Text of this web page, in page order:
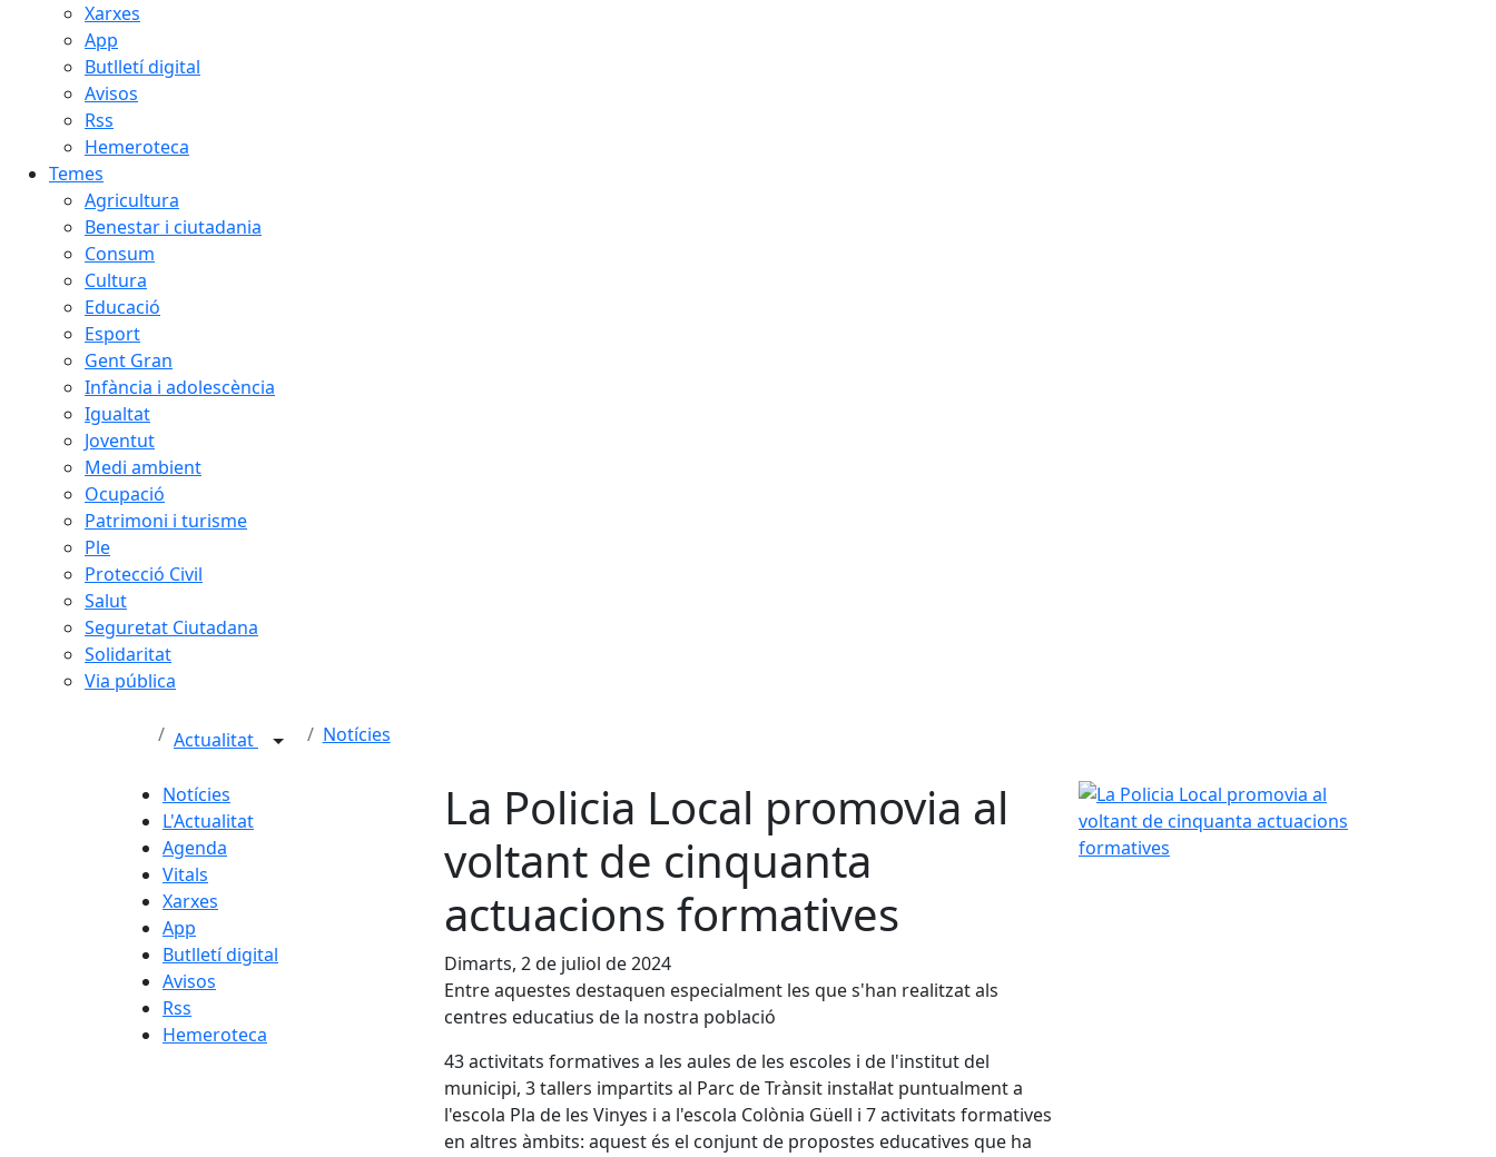
Xarxes
App
Butlletí digital
Avisos
Rss
Hemeroteca
Temes
Agricultura
Benestar i ciutadania
Consum
Cultura
Educació
Esport
Gent Gran
Infància i adolescència
Igualtat
Joventut
Medi ambient
Ocupació
Patrimoni i turisme
Ple
Protecció Civil
Salut
Seguretat Ciutadana
Solidaritat
Via pública
Actualitat Notícies
Notícies
L'Actualitat
Agenda
Vitals
Xarxes
App
Butlletí digital
Avisos
Rss
Hemeroteca
La Policia Local promovia al
voltant de cinquanta
actuacions formatives
Dimarts, 2 de juliol de 2024
Entre aquestes destaquen especialment les que s'han realitzat als
centres educatius de la nostra població
43 activitats formatives a les aules de les escoles i de l'institut del
municipi, 3 tallers impartits al Parc de Trànsit instal·lat puntualment a
l'escola Pla de les Vinyes i a l'escola Colònia Güell i 7 activitats formatives
en altres àmbits: aquest és el conjunt de propostes educatives que ha
La Policia Local promovia al voltant de